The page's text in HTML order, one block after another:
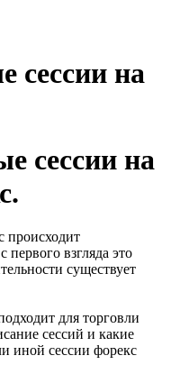
сессии на
сессии на
происходит
первого взгляда это
существует
для торговли
сессий и какие
иной сессии форекс